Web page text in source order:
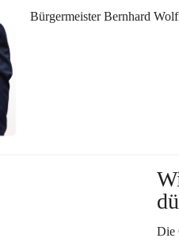
Bürgermeister Bernhard
Die